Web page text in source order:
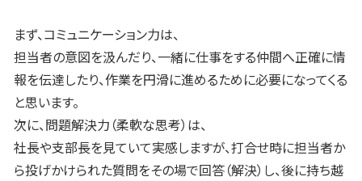
まず、コミュニケーション力は、
担当者の意図を汲んだり、一緒に仕事をする仲間へ正確に情
報を伝達したり、作業を円滑に進めるために必要になってくる
と思います。
次に、問題解決力（柔軟な思考）は、
社長や支部長を見ていて実感しますが、打合せ時に担当者か
ら投げかけられた質問をその場で回答（解決）し、後に持ち越